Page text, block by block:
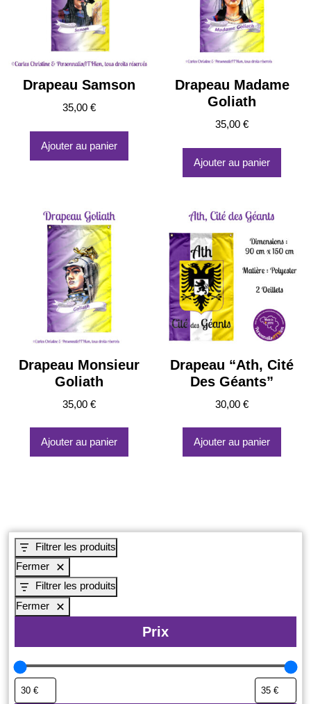
Drapeau Samson
35,00 €
Ajouter au panier
Drapeau Madame
Goliath
35,00€
Ajouter au panier
Drapeau Monsieur
Goliath
35,00 €
Ajouter au panier
Drapeau “Ath, Cité
Des Géants”
30,00€
Ajouter au panier
Filtrer les produits
Fermer
Filtrer les produits
Fermer
Prix